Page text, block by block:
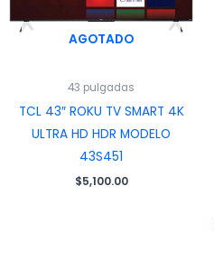
AGOTADO
43 pulgadas
TCL 43″ ROKU TV SMART 4K
ULTRA HD HDR MODELO
43S451
$5,100.00